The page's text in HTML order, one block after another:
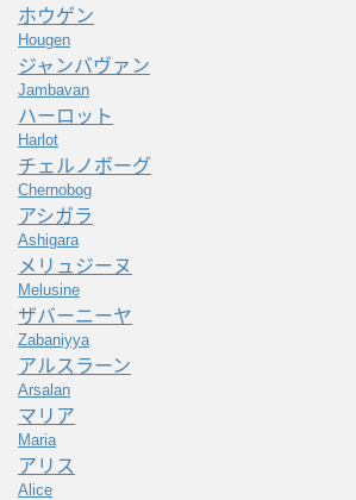
ホウゲン
Hougen
ジャンバヴァン
Jambavan
ハーロット
Harlot
チェルノボーグ
Chernobog
アシガラ
Ashigara
メリュジーヌ
Melusine
ザバーニーヤ
Zabaniyya
アルスラーン
Arsalan
マリア
Maria
アリス
Alice